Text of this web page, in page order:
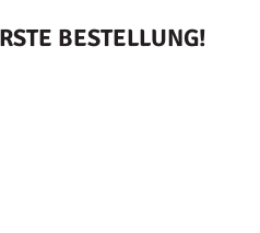
BESTELLUNG!